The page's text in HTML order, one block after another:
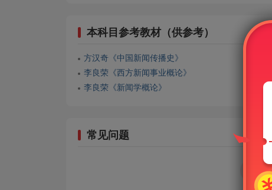
本科目参考教材（供参考）
方汉奇《中国新闻传播史》
李良荣《西方新闻事业概论》
李良荣《新闻学概论》
常见问题